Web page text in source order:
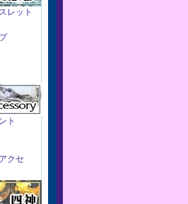
レット
ト
クセ